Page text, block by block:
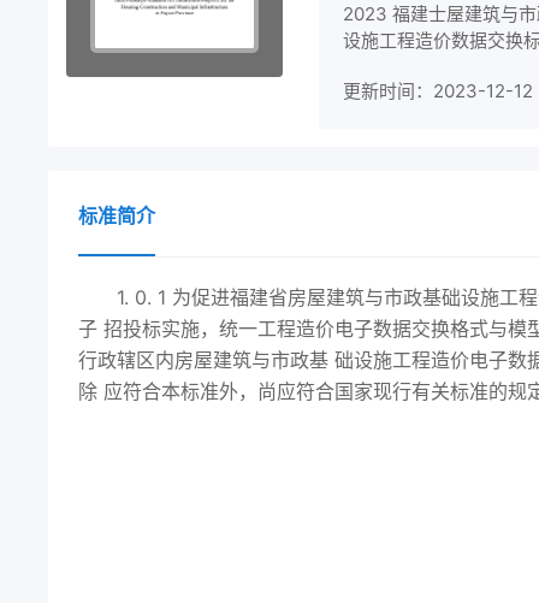
2023 福建士屋建筑与
设施工程造价数据交换
更新时间：2023-12-12
标准简介
1. 0. 1 为促进福建省房屋建筑与市政基础设施工
子 招投标实施，统一工程造价电子数据交换格式与
行政辖区内房屋建筑与市政基 础设施工程造价电子
除 应符合本标准外，尚应符合国家现行有关标准的规